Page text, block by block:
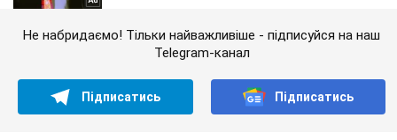
Не набридаємо! Тільки найважливіше - підписуйся на наш
Telegram-канал
Підписатись Підписатись